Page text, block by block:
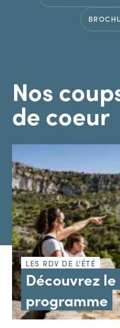
Nos
de coeur
LES RDV DE L'ÉTÉ
Découvrez le
programme